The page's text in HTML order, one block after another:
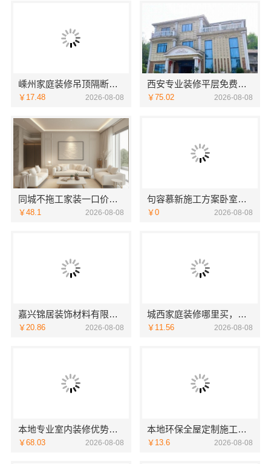
嵊州家庭装修吊顶隔断，浙江宜美嘉装饰工程有限公司匠心工艺
￥17.48 2026-08-08
西安专业装修平层免费量房 居安天成建筑工程
￥75.02 2026-08-08
同城不拖工家装一口价找本地快装（湖北）
￥48.1 2026-08-08
句容慕新施工方案卧室哪家好慕新不锈钢
￥0 2026-08-08
嘉兴锦居装饰材料有限公司：南湖区装饰推荐小户型
￥20.86 2026-08-08
城西家庭装修哪里买，浙江宜美嘉装饰优选
￥11.56 2026-08-08
本地专业室内装修优势江西圣匠新型环保材料有限公司
￥68.03 2026-08-08
本地环保全屋定制施工队选江西尚宅尚品新型环保材料有限公司
￥13.6 2026-08-08